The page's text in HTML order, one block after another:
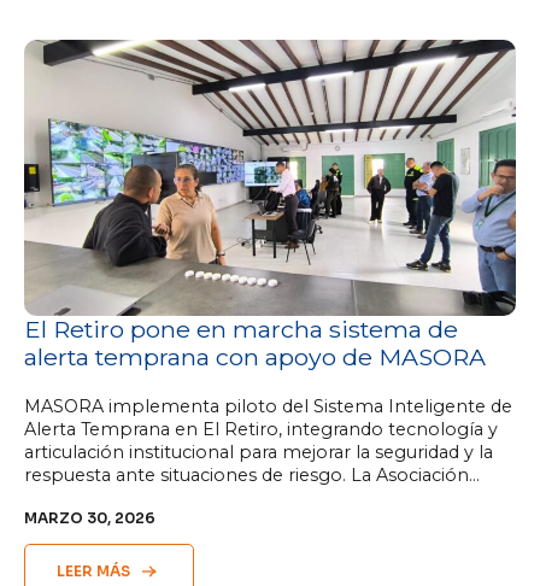
El Retiro pone en marcha sistema de
alerta temprana con apoyo de MASORA
MARZO 30, 2026
MASORA implementa piloto del Sistema Inteligente de
Alerta Temprana en El Retiro, integrando tecnología y
articulación institucional para mejorar la seguridad y la
respuesta ante situaciones de riesgo. La Asociación…
LEER MÁS